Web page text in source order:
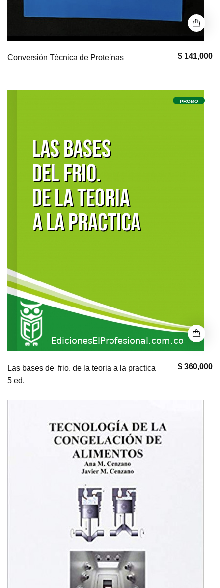
$ 141,000
Conversión Técnica de Proteínas
PROMO
$ 360,000
Las bases del frio. de la teoria a la practica
5 ed.